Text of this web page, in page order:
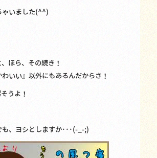
ゃいました(^^)
ほら、その続き！
いい』以外にもあるんだからさ！
うよ！
も、ヨシとしますか･･･(-_-;)